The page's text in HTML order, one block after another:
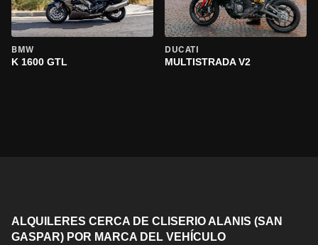
BMW
K 1600 GTL
DUCATI
MULTISTRADA V2
ALQUILERES CERCA DE CLISERIO ALANIS (SAN
GASPAR) POR MARCA DEL VEHÍCULO